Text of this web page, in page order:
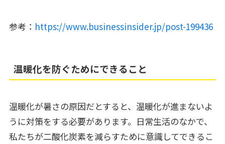
参考： https://www.businessinsider.jp/post-199436
温暖化を防ぐためにできること
温暖化が暑さの原因だとすると、温暖化が進まないよ
うに対策をする必要があります。日常生活のなかで、
私たちが二酸化炭素を減らすために意識してできるこ